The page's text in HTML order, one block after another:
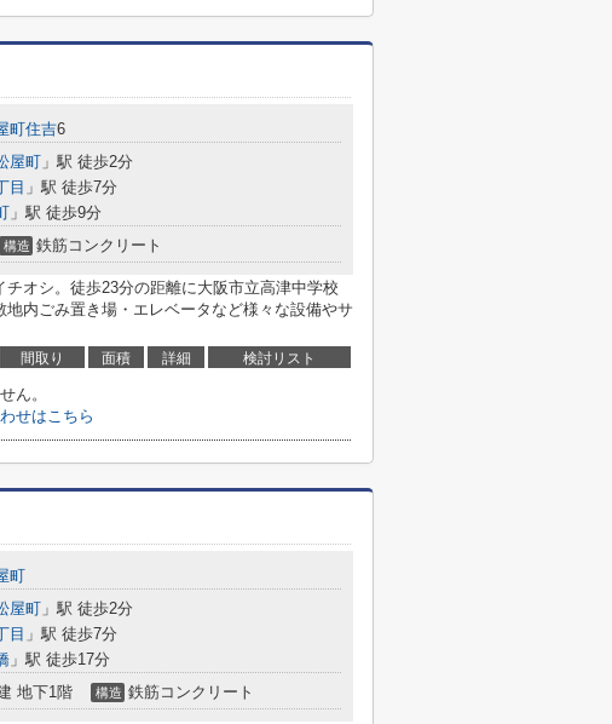
町住吉6
屋町 」駅 徒歩2分
目 」駅 徒歩7分
」駅 徒歩9分
構造 鉄筋コンクリート
チオシ。徒歩23分の距離に大阪市立高津中学校
内ごみ置き場・エレベータなど様々な設備やサ
間取り 面積 詳細 検討リスト
ん。
せはこちら
町
屋町 」駅 徒歩2分
目 」駅 徒歩7分
」駅 徒歩17分
地下1階 構造 鉄筋コンクリート